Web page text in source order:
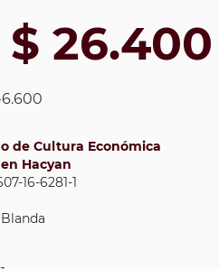
$ 26.400
de Cultura Económica
Hacyan
16-6281-1